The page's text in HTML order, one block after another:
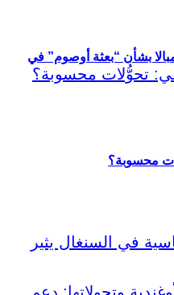
محسوبة؟
بشأن “بعثة أوصوم” في